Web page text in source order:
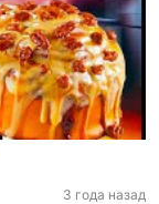
3 года назад